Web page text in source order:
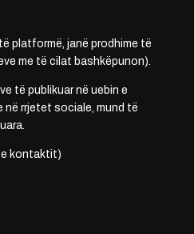
platformë, janë prodhime të
me të cilat bashkëpunon).
të publikuar në uebin e
rrjetet sociale, mund të
e kontaktit)